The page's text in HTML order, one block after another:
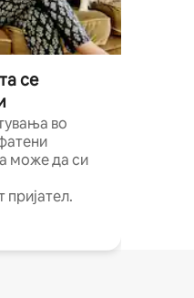
се
во
може да си